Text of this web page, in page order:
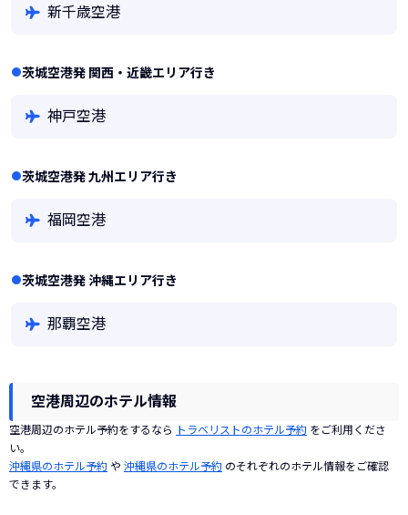
新千歳空港
茨城空港発 関西・近畿エリア行き
神戸空港
茨城空港発 九州エリア行き
福岡空港
茨城空港発 沖縄エリア行き
那覇空港
空港周辺のホテル情報
空港周辺のホテル予約をするなら トラベリストのホテル予約 をご利用くださ
い。
沖縄県のホテル予約 や 沖縄県のホテル予約 のそれぞれのホテル情報をご確認
できます。